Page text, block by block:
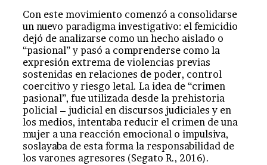
Con este movimiento comenzó a consolidarse
un nuevo paradigma investigativo: el femicidio
dejó de analizarse como un hecho aislado o
“pasional” y pasó a comprenderse como la
expresión extrema de violencias previas
sostenidas en relaciones de poder, control
coercitivo y riesgo letal. La idea de “crimen
pasional”, fue utilizada desde la prehistoria
policial – judicial en discursos judiciales y en
los medios, intentaba reducir el crimen de una
mujer a una reacción emocional o impulsiva,
soslayaba de esta forma la responsabilidad de
los varones agresores (Segato R., 2016).